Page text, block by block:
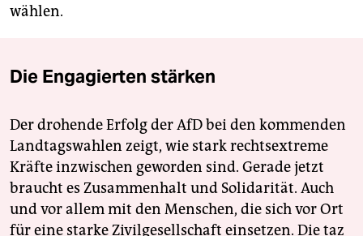
wählen.
Die Engagierten stärken
Der drohende Erfolg der AfD bei den kommenden
Landtagswahlen zeigt, wie stark rechtsextreme
Kräfte inzwischen geworden sind. Gerade jetzt
braucht es Zusammenhalt und Solidarität. Auch
und vor allem mit den Menschen, die sich vor Ort
für eine starke Zivilgesellschaft einsetzen. Die taz